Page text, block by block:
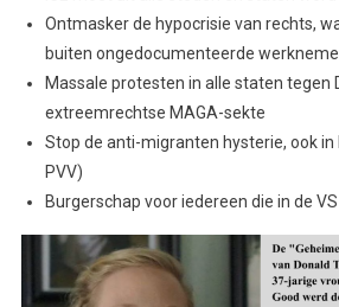
Ontmasker de hypocrisie van rechts,
buiten ongedocumenteerde
Massale protesten in alle staten tegen
extreemrechtse MAGA-sekte
Stop de anti-migranten hysterie, ook in
PVV)
Burgerschap voor iedereen die in de